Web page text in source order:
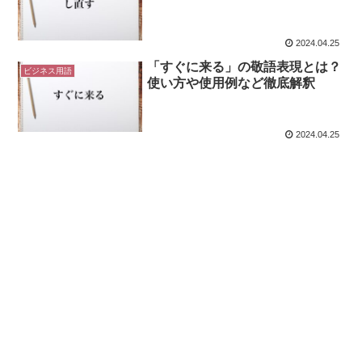
2024.04.25
ビジネス用語
「すぐに来る」の敬語表現とは？
使い方や使用例など徹底解釈
2024.04.25